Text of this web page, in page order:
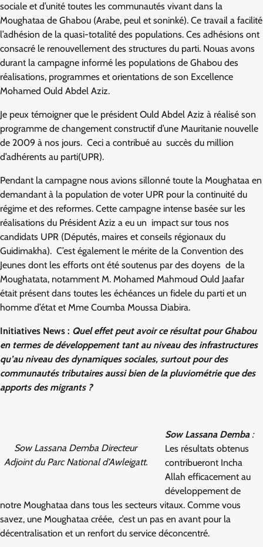
sociale et d’unité toutes les communautés vivant dans la
Moughataa de Ghabou (Arabe, peul et soninké). Ce travail a facilité
l’adhésion de la quasi-totalité des populations. Ces adhésions ont
consacré le renouvellement des structures du parti. Nouas avons
durant la campagne informé les populations de Ghabou des
réalisations, programmes et orientations de son Excellence
Mohamed Ould Abdel Aziz.
Je peux témoigner que le président Ould Abdel Aziz à réalisé son
programme de changement constructif d’une Mauritanie nouvelle
de 2009 à nos jours. Ceci a contribué au succès du million
d’adhérents au parti(UPR).
Pendant la campagne nous avions sillonné toute la Moughataa en
demandant à la population de voter UPR pour la continuité du
régime et des reformes. Cette campagne intense basée sur les
réalisations du Président Aziz a eu un impact sur tous nos
candidats UPR (Députés, maires et conseils régionaux du
Guidimakha). C’est également le mérite de la Convention des
Jeunes dont les efforts ont été soutenus par des doyens de la
Moughatata, notamment M. Mohamed Mahmoud Ould Jaafar
était présent dans toutes les échéances un fidele du parti et un
homme d’état et Mme Coumba Moussa Diabira.
Initiatives News : Quel effet peut avoir ce résultat pour Ghabou
en termes de développement tant au niveau des infrastructures
qu’au niveau des dynamiques sociales, surtout pour des
communautés tributaires aussi bien de la pluviométrie que des
apports des migrants ?
Sow Lassana Demba Directeur
Adjoint du Parc National d’Awleigatt.
Sow Lassana Demba:
Les résultats obtenus
contribueront Incha
Allah efficacement au
développement de
notre Moughataa dans tous les secteurs vitaux. Comme vous
savez, une Moughataa créée, c’est un pas en avant pour la
décentralisation et un renfort du service déconcentré.